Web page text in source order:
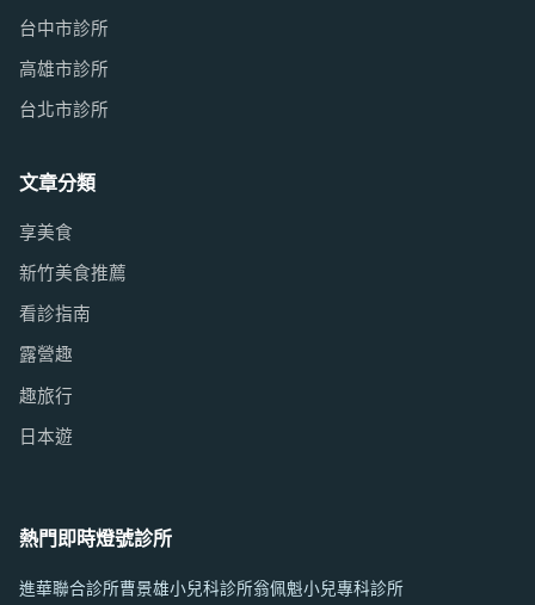
台中市診所
高雄市診所
台北市診所
文章分類
享美食
新竹美食推薦
看診指南
露營趣
趣旅行
日本遊
熱門即時燈號診所
進華聯合診所曹景雄小兒科診所翁佩魁小兒專科診所